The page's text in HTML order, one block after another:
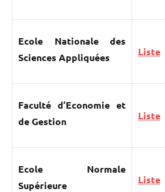
Ecole Nationale des
Sciences Appliquées
Liste
Faculté d’Economie et
de Gestion
Liste
Ecole Normale
Supérieure
Liste